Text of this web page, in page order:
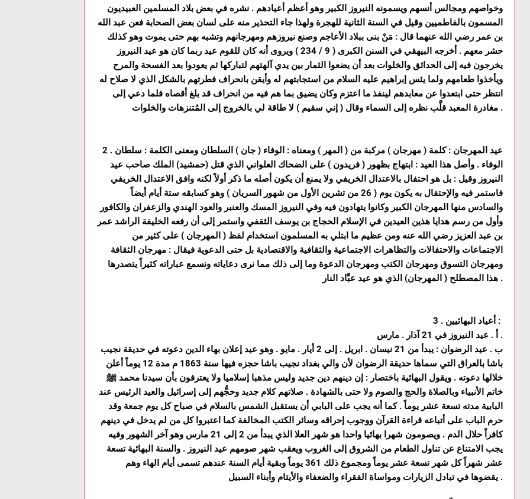
وخواصهم ومجالس أنسهم ويسمونه النيروز الكبير وهو أعظم أعيادهم . نشره في بعض بلاد المسلمين العبيديون
المسمون بالفاطميين وقيل في السنة الثانية للهجرة ولهذا جاء التحذير منه على لسان بعض الصحابة فعن عبد الله
بن عمر رضي الله عنهما قال : مَنْ بنى ببلاد الأعاجم وصنع نيروزهم ومهرجانهم وتشبه بهم حتى يموت وهو كذلك
حشر معهم . أخرجه البيهقي في السنن الكبرى ( 9 / 234 ) ويروى أنه كان للقوم عيد ربما كان هو عيد النيروز
يخرجون فيه إلى الحدائق والخلوات بعد أن يضعوا الثمار بين يدي آلهتهم لتباركها ثم يعودوا بعد الفسحة والمرح
ويأخذوا طعامهم ولما يئس إبراهيم عليه السلام من استجابتهم له وأيقن بانحراف فطرتهم بالشكل الذي لا صلاح له
انتظر حتى ابتعدوا عن معابدهم لينفذ ما اعتزم وكان يضيق بما هم فيه من انحراف قد بلغ أقصاه فلما دعي إلى
مغادرة المعبد قلَّب نظره إلى السماء وقال ( إني سقيم ) لا طاقة لي بالخروج إلى المُتنزهات والخلوات .
2 . عيد المهرجان : كلمة ( مهرجان ) مركبة من ( المهر ) ومعناه : الوفاء ( جان ) السلطان ومعنى الكلمة : سلطان
الوفاء . وأصل هذا العيد : ابتهاج بظهور ( فريدون ) على الضحاك العلواني الذي قتل (حمشيد) الملك صاحب عيد
النيروز وقيل : بل هو احتفال بالاعتدال الخريفي ولا يمنع أن يكون أصله ما ذكر أولاً لكنه وافق الاعتدال الخريفي
فاستمر فيه والإحتفال به يكون يوم ( 26 من تشرين الأول من شهور السريان ) وهو كسابقه ستة أيام أيضاً
والسادس منها المهرجان الكبير وكانوا يتهادون فيه وفي النيروز المسك والعنبر والعود الهندي والزعفران والكافور
وأول من رسم هدايا هذين العيدين في الإسلام الحجاج بن يوسف الثقفي واستمر إلى أن رفعه الخليفة الراشد عمر
بن عبد العزيز رضي الله عنه ومن عظيم ما ابتلي به المسلمون استخدام لفظ ( المهرجان ) على كثير من
الاجتماعات والاحتفالات والتظاهرات الاجتماعية والثقافية والاقتصادية بل حتى الدعوية فيقال : مهرجان الثقافة
ومهرجان التسوق ومهرجان الكتب ومهرجان الدعوة وما إلى ذلك مما نرى دعاياته ونسمع عباراته كثيراً يتصدرها
هذا المصطلح ( المهرجان) الذي هو عيد عبَّاد النار .
3 . أعياد البهائيين :
أ . عيد النيروز في 21 آذار . مارس .
ب . عيد الرضوان : يبدأ من 21 نيسان . ابريل . إلى 2 أيار . مايو . وهو عيد إعلان بهاء الدين دعوته في حديقة نجيب
باشا بالعراق التي سماها حديقة الرضوان لأن والي بغداد نجيب باشا حجزه فيها سنة 1863 م مدة 12 يوماً أعلن
خلالها دعوته . ويقول البهائية باختصار : إن دينهم دين جديد وليس مذهبا إسلاميا ولا يعترفون بأن سيدنا محمد ﷺ
خاتم الأنبياء وبالصلاة والحج والصوم ولا حتى بالشهادة . صلاتهم كلام جديد وحجُّهم إلى إسرائيل والعيد الرئيس عند
البابية مدته تسعة عشر يوماً . كما أنه يجب على البابي أن يستقبل الشمس بالسلام في صباح كل يوم جمعة وقد
حرم الباب على أتباعه قراءة القرآن ووجوب إحراقه وسائر الكتب المخالفة كما اعتبروا كل من لم يدخل في دينهم
كافراً حلال الدم . ويصومون شهرا بهائيا واحدا هو شهر العلا الذي يبدأ من 2 إلى 21 مارس وهو آخر الشهور وفيه
يجب الامتناع عن تناول الطعام من الشروق إلى الغروب ويعقب شهر صومهم عيد النيروز . والسنة البهائية تسعة
عشر شهراً كل شهر تسعة عشر يوماً ومجموع ذلك 361 يوماً وبقية أيام السنة عندهم تسمى أيام الهاء وهم
يقضوها في تبادل الزيارات ومواساة الفقراء والضعفاء والأيتام وأبناء السبيل .